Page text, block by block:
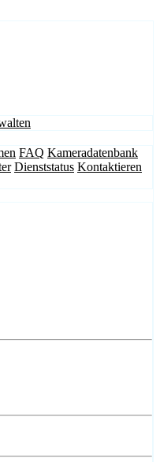
FAQ Kameradatenbank
Dienststatus Kontaktieren